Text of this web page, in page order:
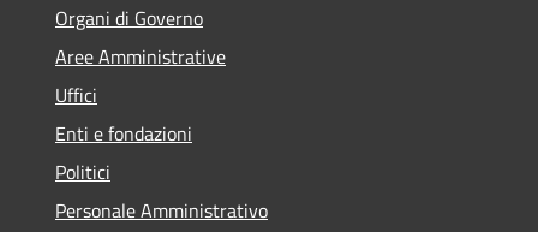
Organi di Governo
Aree Amministrative
Uffici
Enti e fondazioni
Politici
Personale Amministrativo